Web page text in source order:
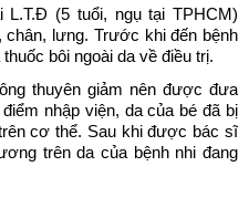
(5 tuổi, ngụ tại TPHCM)
lưng. Trước khi đến bệnh
bôi ngoài da về điều trị.
thuyên giảm nên được đưa
nhập viện, da của bé đã bị
cơ thể. Sau khi được bác sĩ
trên da của bệnh nhi đang